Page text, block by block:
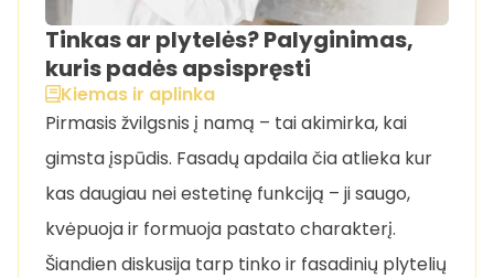
Tinkas ar plytelės? Palyginimas,
kuris padės apsispręsti
Kiemas ir aplinka
Pirmasis žvilgsnis į namą – tai akimirka, kai
gimsta įspūdis. Fasadų apdaila čia atlieka kur
kas daugiau nei estetinę funkciją – ji saugo,
kvėpuoja ir formuoja pastato charakterį.
Šiandien diskusija tarp tinko ir fasadinių plytelių